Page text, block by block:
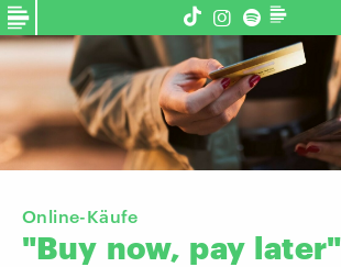
Online-Käufe
"Buy now, pay